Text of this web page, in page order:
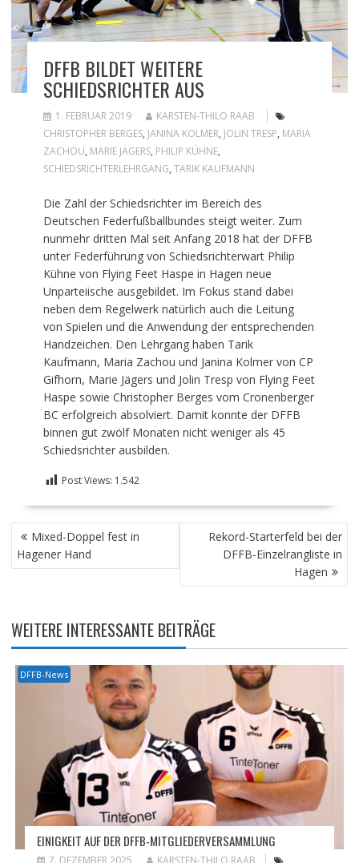
DFFB BILDET WEITERE
SCHIEDSRICHTER AUS
1. FEBRUAR 2019
KARSTEN-THILO RAAB
CHRISTOPHER BERGES, JANINA KOLMER, JOLIN TRESP, MARIA
ZACHOU, MARIE JÄGERS, PHILIP KÜHNE,
SCHIEDSRICHTERLEHRGANG, TARIK KAUFMANN
Die Zahl der Schiedsrichter im Bereich des
Deutschen Federfußballbundes steigt weiter. Zum
nunmehr dritten Mal seit Anfang 2018 hat der DFFB
unter Federführung von Schiedsrichterwart Philip
Kühne von Flying Feet Haspe in Hagen neue
Unparteiische ausgebildet. Im Fokus stand dabei
neben dem Regelwerk natürlich auch die Leitung
von Spielen und die Anwendung der entsprechenden
Handzeichen. Den Lehrgang haben Tarik
Kaufmann, Maria Zachou und Janina Kolmer von CP
Gifhorn, Marie Jägers und Jolin Tresp von Flying Feet
Haspe sowie Christopher Berges vom Cronenberger
BC erfolgreich absolviert. Damit konnte der DFFB
binnen gut zwölf Monaten nicht weniger als 45
Schiedsrichter ausbilden.
Post Views: 1.542
BEITRAGSNAVIGATION
Mixed-Doppel fest in
Hagener Hand
Rekord-Starterfeld bei der
DFFB-Einzelrangliste in
Hagen
WEITERE INTERESSANTE BEITRÄGE
DFFB-News
EINIGKEIT AUF DER DFFB-MITGLIEDERVERSAMMLUNG
7. DEZEMBER 2025
KARSTEN-THILO RAAB